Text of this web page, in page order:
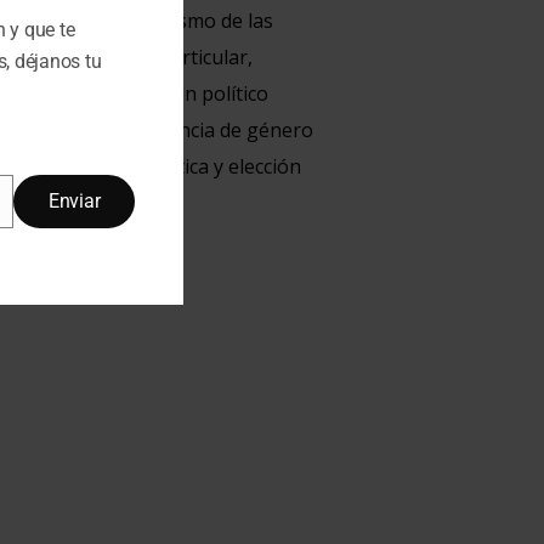
el protagonismo de las
y de modo particular,
de la participación político
con consciencia de género
de decisión política y elección
y que te
déjanos tu
Enviar